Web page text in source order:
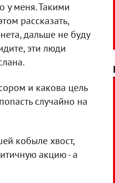
у меня. Такими
рассказать,
дальше не буду
эти люди
и какова цель
случайно на
кобыле хвост,
акцию - а